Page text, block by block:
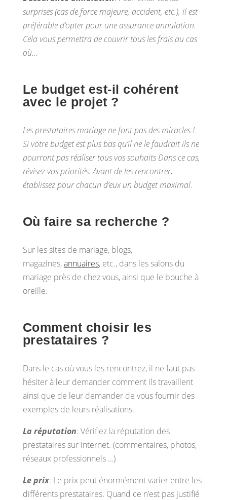
surprises (cas de force majeure, accident, etc.), il est
préférable d’opter pour une assurance annulation.
Cela vous permettra de couvrir tous les frais au cas
où…
Le budget est-il cohérent
avec le projet ?
Les prestataires mariage ne font pas des miracles !
Si votre budget est plus bas qu’il ne le faudrait ils ne
pourront pas réaliser tous vos souhaits Dans ce cas,
révisez vos priorités. Avant de les rencontrer,
établissez pour chacun d’eux un budget maximal.
Où faire sa recherche ?
Sur les sites de mariage, blogs,
magazines,annuaires, etc., dans les salons du
mariage près de chez vous, ainsi que le bouche à
oreille.
Comment choisir les
prestataires ?
Dans le cas où vous les rencontrez, il ne faut pas
hésiter à leur demander comment ils travaillent
ainsi que de leur demander de vous fournir des
exemples de leurs réalisations.
La réputation: Vérifiez la réputation des
prestataires sur internet. (commentaires, photos,
réseaux professionnels …)
Le prix: Le prix peut énormément varier entre les
différents prestataires. Quand ce n’est pas justifié